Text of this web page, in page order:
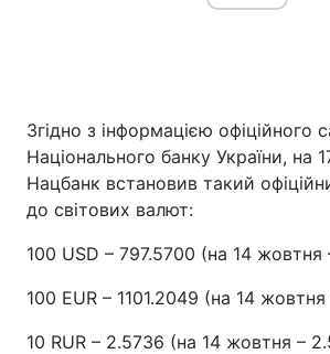
Згідно з інформацією офіційного
Національного банку України, на
Нацбанк встановив такий
до світових валют:
100 USD – 797.5700 (на 14 жовтня
100 EUR – 1101.2049 (на 14
10 RUR – 2.5736 (на 14 жовтня –